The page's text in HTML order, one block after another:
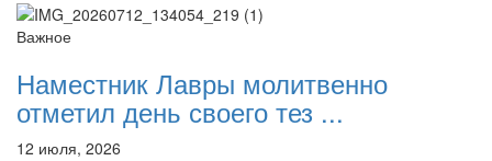
Важное
Наместник Лавры молитвенно
отметил день своего тез ...
12 июля, 2026